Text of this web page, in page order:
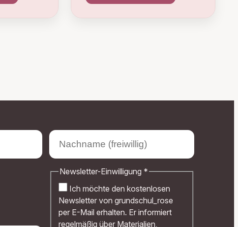
Newsletter-Einwilligung *
Ich möchte den kostenlosen
Newsletter von grundschul_rose
per E-Mail erhalten. Er informiert
regelmäßig über Materialien,